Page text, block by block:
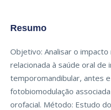
Resumo
Objetivo: Analisar o impacto
relacionada à saúde oral de
temporomandibular, antes
fotobiomodulação
orofacial. Método: Estudo